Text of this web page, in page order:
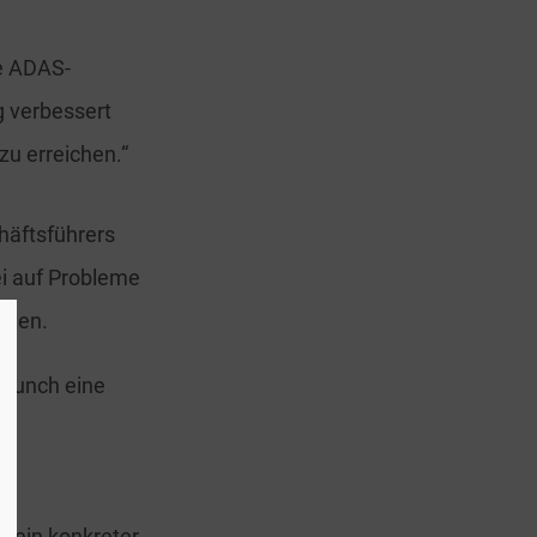
ADAS-
verbessert
erreichen.“
auf Probleme
eine